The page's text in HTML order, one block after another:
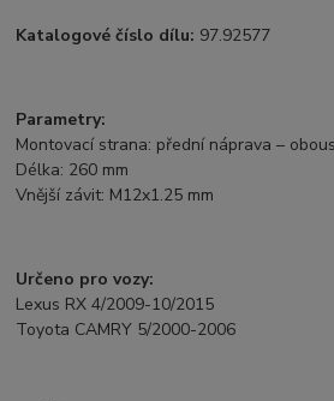
Katalogové číslo dílu: 97.92577
Parametry:
Montovací strana: přední náprava –
Délka: 260 mm
Vnější závit: M12x1.25 mm
Určeno pro vozy:
Lexus RX 4/2009-10/2015
Toyota CAMRY 5/2000-2006